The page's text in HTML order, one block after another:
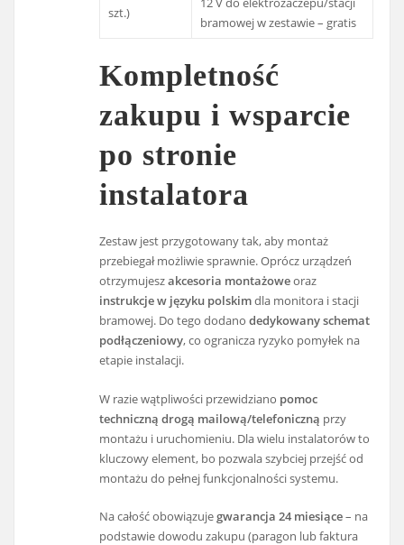
szt.)
bramowej w zestawie – gratis
Kompletność
zakupu i wsparcie
po stronie
instalatora
Zestaw jest przygotowany tak, aby montaż
przebiegał możliwie sprawnie. Oprócz urządzeń
otrzymujeszakcesoria montażoweoraz
instrukcje w języku polskimdla monitora i stacji
bramowej. Do tego dodanodedykowany schemat
podłączeniowy, co ogranicza ryzyko pomyłek na
etapie instalacji.
W razie wątpliwości przewidziano pomoc
techniczną drogą mailową/telefoniczną przy
montażu i uruchomieniu. Dla wielu instalatorów to
kluczowy element, bo pozwala szybciej przejść od
montażu do pełnej funkcjonalności systemu.
Na całość obowiązujegwarancja 24 miesiące– na
podstawie dowodu zakupu (paragon lub faktura